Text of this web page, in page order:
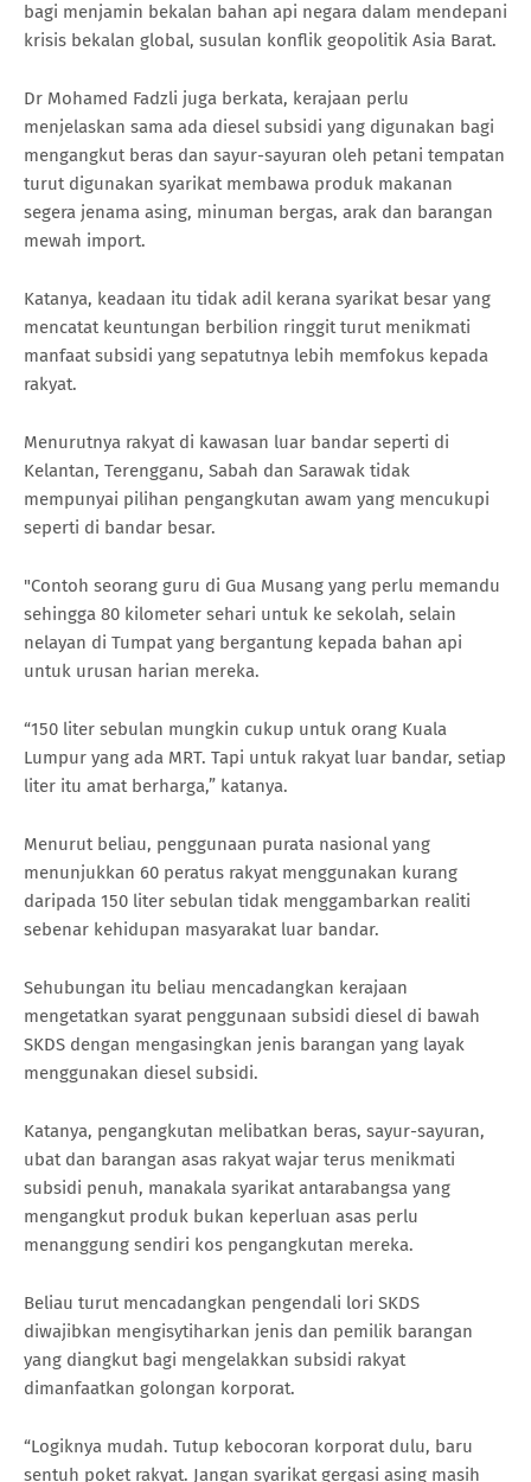
bagi menjamin bekalan bahan api negara dalam mendepani
krisis bekalan global, susulan konflik geopolitik Asia Barat.
Dr Mohamed Fadzli juga berkata, kerajaan perlu
menjelaskan sama ada diesel subsidi yang digunakan bagi
mengangkut beras dan sayur-sayuran oleh petani tempatan
turut digunakan syarikat membawa produk makanan
segera jenama asing, minuman bergas, arak dan barangan
mewah import.
Katanya, keadaan itu tidak adil kerana syarikat besar yang
mencatat keuntungan berbilion ringgit turut menikmati
manfaat subsidi yang sepatutnya lebih memfokus kepada
rakyat.
Menurutnya rakyat di kawasan luar bandar seperti di
Kelantan, Terengganu, Sabah dan Sarawak tidak
mempunyai pilihan pengangkutan awam yang mencukupi
seperti di bandar besar.
"Contoh seorang guru di Gua Musang yang perlu memandu
sehingga 80 kilometer sehari untuk ke sekolah, selain
nelayan di Tumpat yang bergantung kepada bahan api
untuk urusan harian mereka.
“150 liter sebulan mungkin cukup untuk orang Kuala
Lumpur yang ada MRT. Tapi untuk rakyat luar bandar, setiap
liter itu amat berharga,” katanya.
Menurut beliau, penggunaan purata nasional yang
menunjukkan 60 peratus rakyat menggunakan kurang
daripada 150 liter sebulan tidak menggambarkan realiti
sebenar kehidupan masyarakat luar bandar.
Sehubungan itu beliau mencadangkan kerajaan
mengetatkan syarat penggunaan subsidi diesel di bawah
SKDS dengan mengasingkan jenis barangan yang layak
menggunakan diesel subsidi.
Katanya, pengangkutan melibatkan beras, sayur-sayuran,
ubat dan barangan asas rakyat wajar terus menikmati
subsidi penuh, manakala syarikat antarabangsa yang
mengangkut produk bukan keperluan asas perlu
menanggung sendiri kos pengangkutan mereka.
Beliau turut mencadangkan pengendali lori SKDS
diwajibkan mengisytiharkan jenis dan pemilik barangan
yang diangkut bagi mengelakkan subsidi rakyat
dimanfaatkan golongan korporat.
“Logiknya mudah. Tutup kebocoran korporat dulu, baru
sentuh poket rakyat. Jangan syarikat gergasi asing masih